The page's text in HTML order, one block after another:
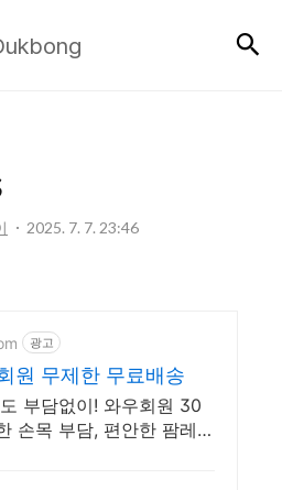
2025. 7. 7. 23:46
광고
원 무제한 무료배송
부담없이! 와우회원 30
손목 부담, 편안한 팜레스